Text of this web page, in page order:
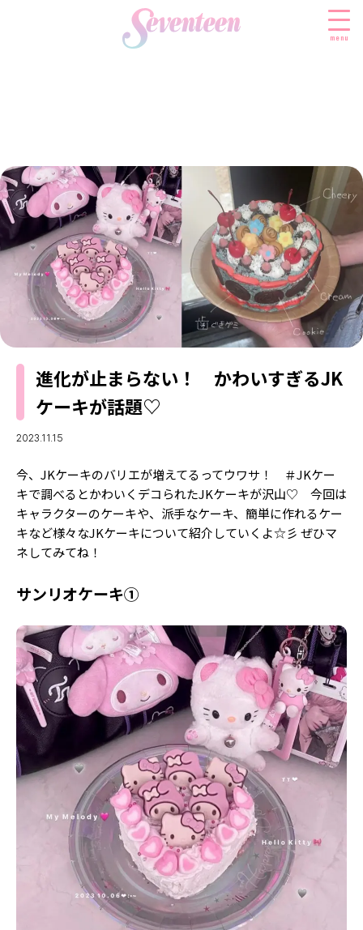
menu
FASHION
ファッションニュース
モデル私服
着回し
着痩せ
BEAUTY
ビューティニュース
トレンドメイク
ベストコスメ
ヘアアレンジ・ヘアケア
スキンケア
ボディケア
SCHOOL
スクールニュース
制服コーデ
学校ヘアメイク
勉強・受験・進路
ENTERTAINMENT
エンタメニュース
なにわ男子
K-POP
LIFESTYLE
ライフスタイルニュース
JKランキング・アワード
モデルの購入品
おでかけ
JK TREND
MODELS
MODEL'S BLOG
TikTok
Instagram
YouTube
FORTUNE
ゲッターズ飯田
ミスセブンティーンニュース
MAGAZINE
バックナンバー
INFORMATION
Seventeen
について
Follow us
ST member
新規会員登録・ログイン
進化が止まらない！ かわいすぎるJK
ケーキが話題♡
2023.11.15
今、JKケーキのバリエが増えてるってウワサ！ ＃JKケー
キで調べるとかわいくデコられたJKケーキが沢山♡ 今回は
キャラクターのケーキや、派手なケーキ、簡単に作れるケー
キなど様々なJKケーキについて紹介していくよ☆彡 ぜひマ
ネしてみてね！
サンリオケーキ①